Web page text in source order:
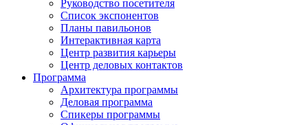
Руководство посетителя
Список экспонентов
Планы павильонов
Интерактивная карта
Центр развития карьеры
Центр деловых контактов
Программа
Архитектура программы
Деловая программа
Спикеры программы